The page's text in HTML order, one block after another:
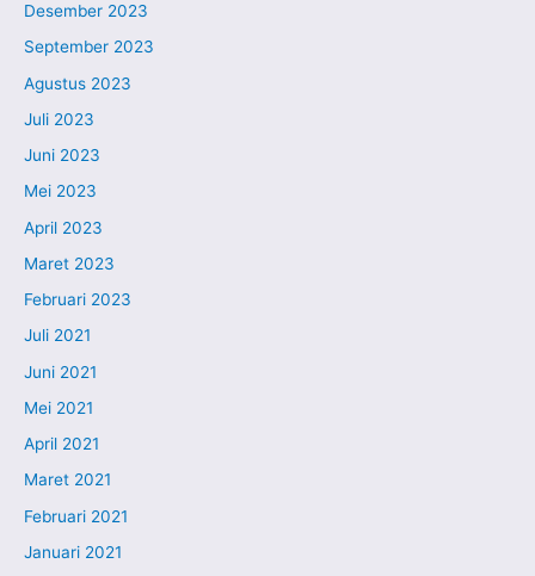
Desember 2023
September 2023
Agustus 2023
Juli 2023
Juni 2023
Mei 2023
April 2023
Maret 2023
Februari 2023
Juli 2021
Juni 2021
Mei 2021
April 2021
Maret 2021
Februari 2021
Januari 2021